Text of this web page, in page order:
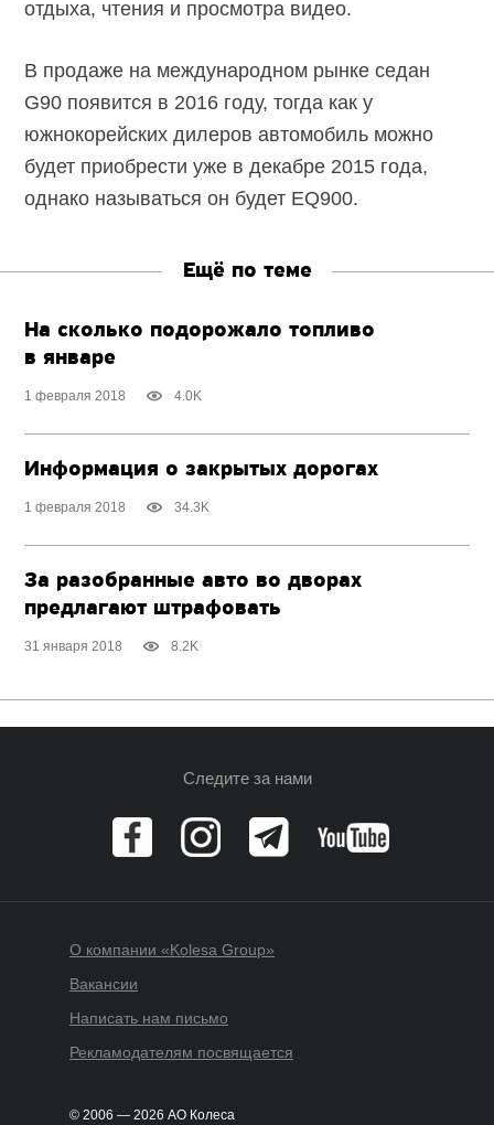
отдыха, чтения и просмотра видео.
В продаже на международном рынке седан
G90 появится в 2016 году, тогда как у
южнокорейских дилеров автомобиль можно
будет приобрести уже в декабре 2015 года,
однако называться он будет EQ900.
Ещё по теме
На сколько подорожало топливо
в январе
1 февраля 2018 4.0K
Информация о закрытых дорогах
1 февраля 2018 34.3K
За разобранные авто во дворах
предлагают штрафовать
31 января 2018 8.2K
Следите за нами
О компании «Kolesa Group»
Вакансии
Написать нам письмо
Рекламодателям посвящается
© 2006 — 2026 АО Колеса